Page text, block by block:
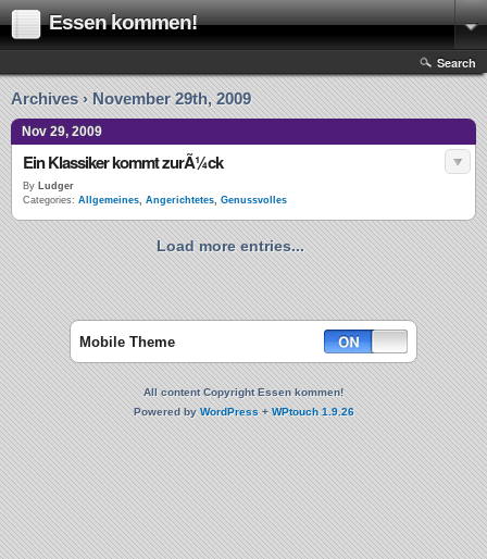
Essen kommen!
Search
Archives › November 29th, 2009
Nov 29, 2009
Ein Klassiker kommt zurÃ¼ck
By Ludger
Categories: Allgemeines, Angerichtetes, Genussvolles
Load more entries...
Mobile Theme
All content Copyright Essen kommen!
Powered byWordPress+WPtouch 1.9.26